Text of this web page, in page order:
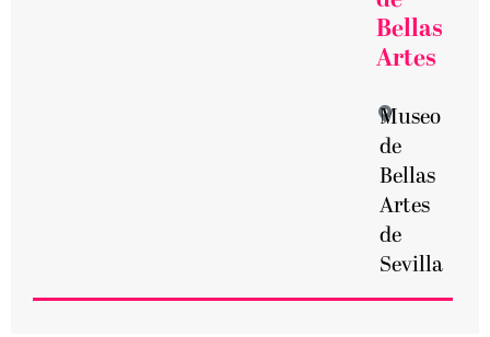
Bellas
Artes
Museo
de
Bellas
Artes
de
Sevilla